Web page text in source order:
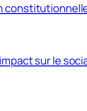
constitutionnelle
sur le